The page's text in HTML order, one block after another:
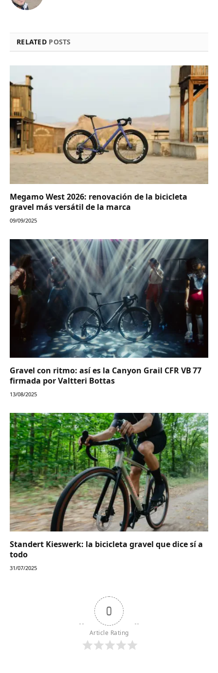
RELATED POSTS
Megamo West 2026: renovación de la bicicleta
gravel más versátil de la marca
09/09/2025
Gravel con ritmo: así es la Canyon Grail CFR VB 77
firmada por Valtteri Bottas
13/08/2025
Standert Kieswerk: la bicicleta gravel que dice sí a
todo
31/07/2025
0
Article Rating